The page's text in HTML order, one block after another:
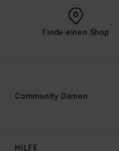
Finde einen Shop
HILFE
Community Damen